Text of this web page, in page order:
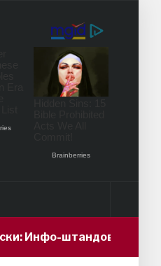
штандови и